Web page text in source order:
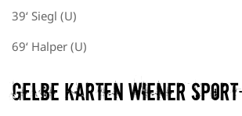
39‘ Siegl (U)
69‘ Halper (U)
Gelbe Karten Wiener